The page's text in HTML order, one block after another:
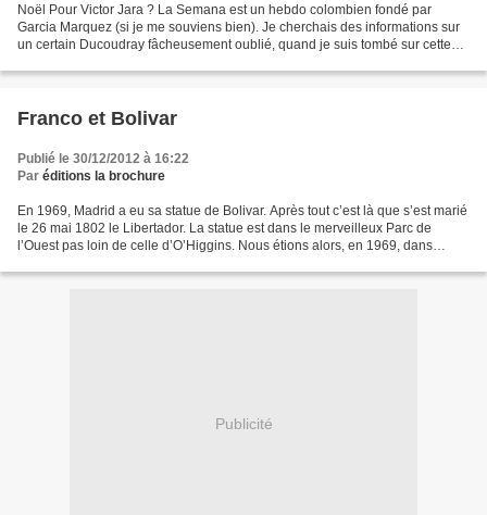
Noël Pour Victor Jara ? La Semana est un hebdo colombien fondé par
Garcia Marquez (si je me souviens bien). Je cherchais des informations sur
un certain Ducoudray fâcheusement oublié, quand je suis tombé sur cette
Franco et Bolivar
Publié le 30/12/2012 à 16:22
Par éditions la brochure
En 1969, Madrid a eu sa statue de Bolivar. Après tout c’est là que s’est marié
le 26 mai 1802 le Libertador. La statue est dans le merveilleux Parc de
l’Ouest pas loin de celle d’O’Higgins. Nous étions alors, en 1969, dans
Publicité